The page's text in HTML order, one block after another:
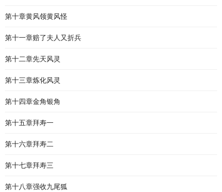
第十章黄风领黄风怪
第十一章赔了夫人又折兵
第十二章先天风灵
第十三章炼化风灵
第十四章金角银角
第十五章拜寿一
第十六章拜寿二
第十七章拜寿三
第十八章强收九尾狐